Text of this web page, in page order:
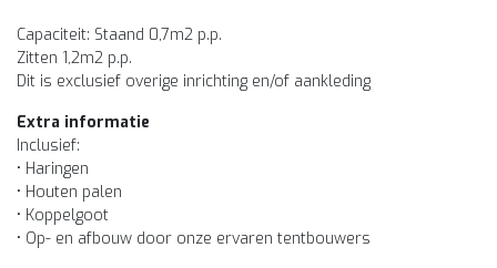
Capaciteit: Staand 0,7m2 p.p.
Zitten 1,2m2 p.p.
Dit is exclusief overige inrichting en/of aankleding
Extra informatie
Inclusief:
• Haringen
• Houten palen
• Koppelgoot
• Op- en afbouw door onze ervaren tentbouwers